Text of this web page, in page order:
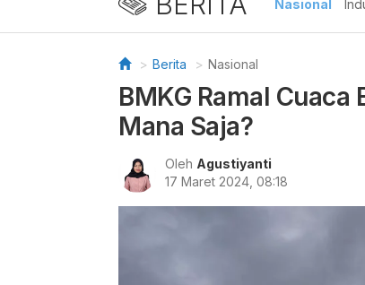
Nasional
Berita Nasional
BMKG Ramal
Mana Saja?
Oleh Agustiyanti
17 Maret 2024, 08:18